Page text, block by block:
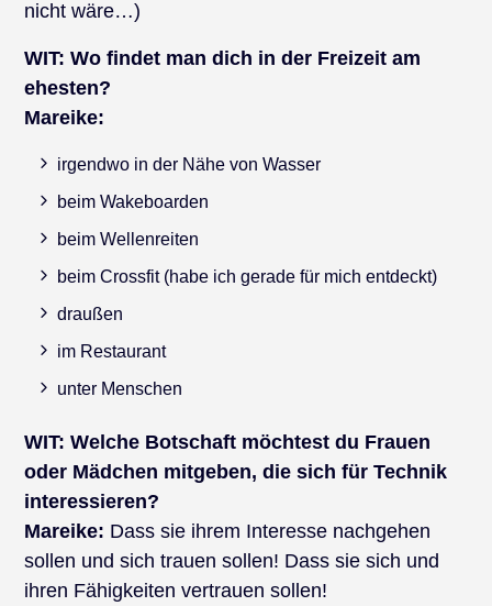
nicht wäre…)
WIT: Wo findet man dich in der Freizeit am
ehesten?
Mareike:
irgendwo in der Nähe von Wasser
beim Wakeboarden
beim Wellenreiten
beim Crossfit (habe ich gerade für mich entdeckt)
draußen
im Restaurant
unter Menschen
WIT: Welche Botschaft möchtest du Frauen
oder Mädchen mitgeben, die sich für Technik
interessieren?
Mareike: Dass sie ihrem Interesse nachgehen
sollen und sich trauen sollen! Dass sie sich und
ihren Fähigkeiten vertrauen sollen!